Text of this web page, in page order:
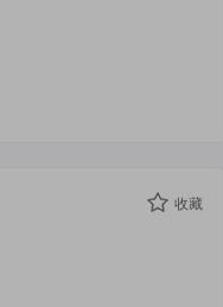
收藏